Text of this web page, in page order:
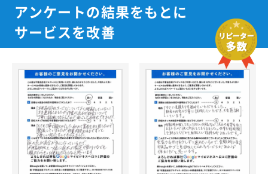
アンケートの結果をもとに
サービスを改善